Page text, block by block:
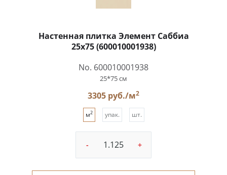
Настенная плитка Элемент Саббиа
25x75 (600010001938)
No. 600010001938
25*75 см
3305 руб./м2
м2 упак. шт.
- +